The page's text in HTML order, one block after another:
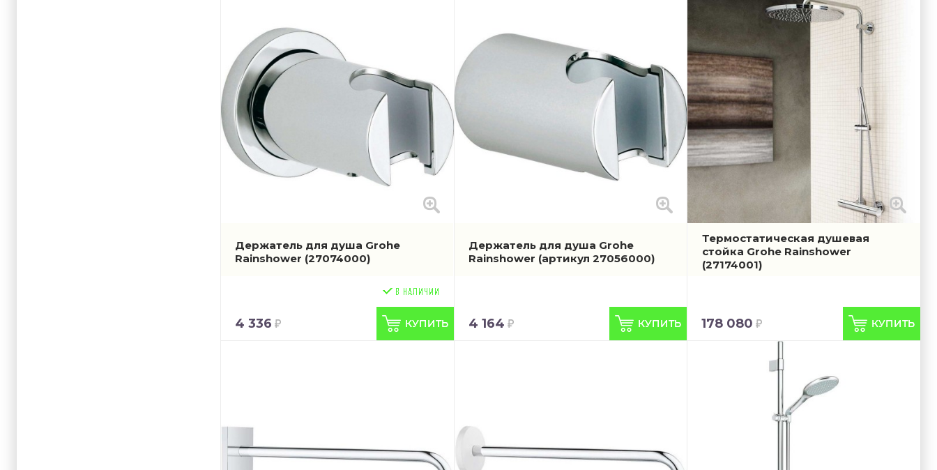
Держатель для душа Grohe
Rainshower (27074000)
4 336
Держатель для душа Grohe
Rainshower (артикул 27056000)
4 164
Термостатическая душевая
стойка Grohe Rainshower
(27174001)
178 080